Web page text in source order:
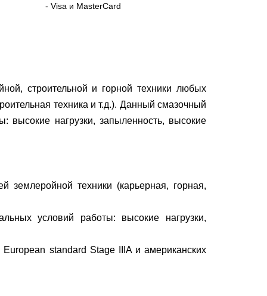
- Visa и MasterCard
строительной и горной техники любых
техника и т.д.). Данный смазочный
высокие нагрузки, запыленность, высокие
землеройной техники (карьерная, горная,
условий работы: высокие нагрузки,
standard Stage IIIA и американских